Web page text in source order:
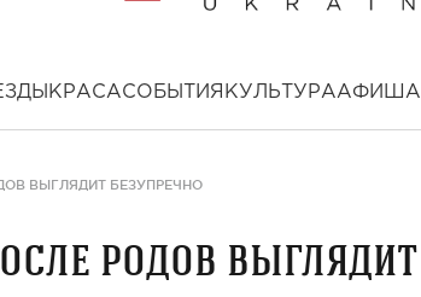
КРАСАСОБЫТИЯ КУЛЬТУРААФИША
ВЫГЛЯДИТ БЕЗУПРЕЧНО
родов выглядит